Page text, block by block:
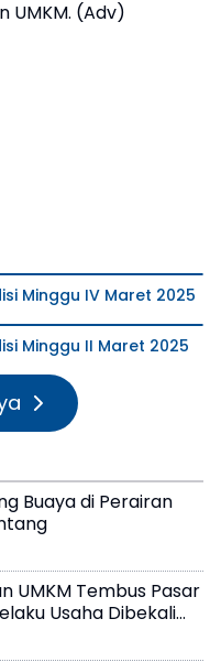
UMKM. (Adv)
Minggu IV Maret 2025
Minggu II Maret 2025
Buaya di Perairan
UMKM Tembus Pasar
Usaha Dibekali